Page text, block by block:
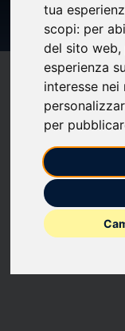
tua
scopi: per
del sito web,
esperienza
interesse
per
Compatibilità
(0)bookmark_borderupload